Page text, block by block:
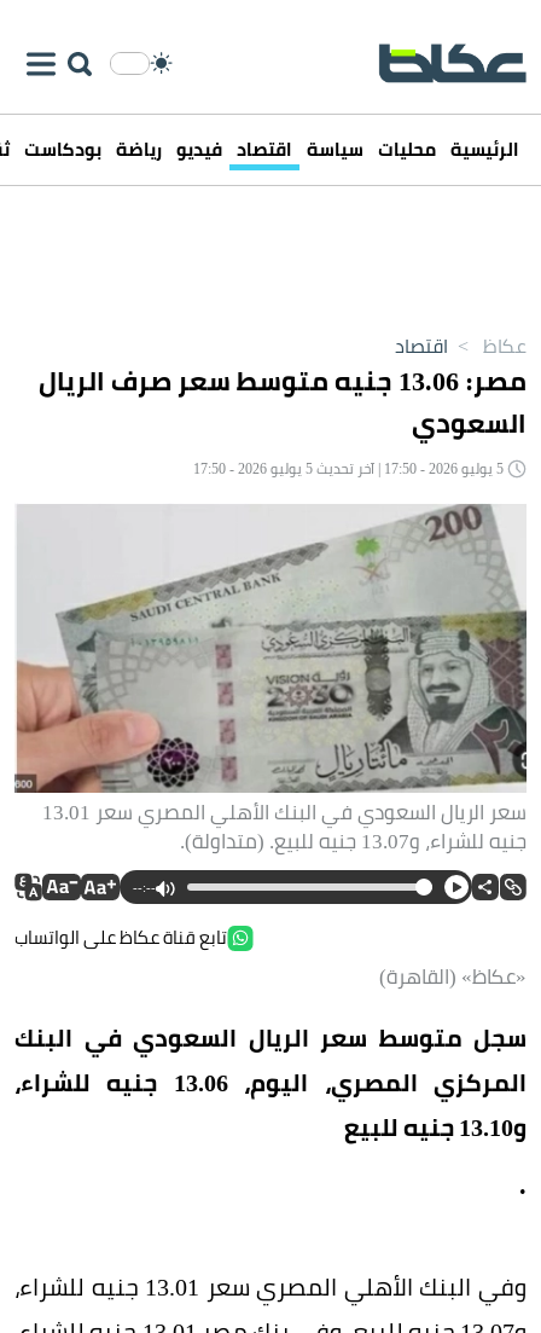
الرئيسية محليات سياسة اقتصاد فيديو رياضة بودكاست
عكاظ > اقتصاد
مصر: 13.06 جنيه متوسط سعر صرف الريال
السعودي
سعر الريال السعودي في البنك الأهلي المصري سعر 13.01
جنيه للشراء، و13.07 جنيه للبيع. (متداولة).
--:--
تابع قناة عكاظ على الواتساب
«عكاظ» (القاهرة)
سجل متوسط سعر الريال السعودي في البنك
المركزي المصري، اليوم، 13.06 جنيه للشراء،
و13.10 جنيه للبيع
.
وفي البنك الأهلي المصري سعر 13.01 جنيه للشراء،